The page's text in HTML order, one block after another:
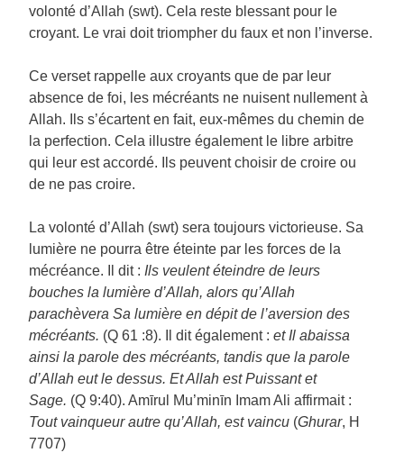
volonté d’Allah (swt). Cela reste blessant pour le
croyant. Le vrai doit triompher du faux et non l’inverse.
Ce verset rappelle aux croyants que de par leur
absence de foi, les mécréants ne nuisent nullement à
Allah. Ils s’écartent en fait, eux-mêmes du chemin de
la perfection. Cela illustre également le libre arbitre
qui leur est accordé. Ils peuvent choisir de croire ou
de ne pas croire.
La volonté d’Allah (swt) sera toujours victorieuse. Sa
lumière ne pourra être éteinte par les forces de la
mécréance. Il dit : Ils veulent éteindre de leurs
bouches la lumière d’Allah, alors qu’Allah
parachèvera Sa lumière en dépit de l’aversion des
mécréants. (Q 61 :8). Il dit également : et Il abaissa
ainsi la parole des mécréants, tandis que la parole
d’Allah eut le dessus. Et Allah est Puissant et
Sage. (Q 9:40). Amīrul Mu’minīn Imam Ali affirmait :
Tout vainqueur autre qu’Allah, est vaincu (Ghurar, H
7707)